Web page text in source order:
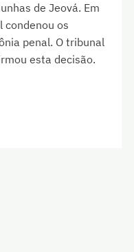
de Jeová. Em
condenou os
penal. O tribunal
esta decisão.